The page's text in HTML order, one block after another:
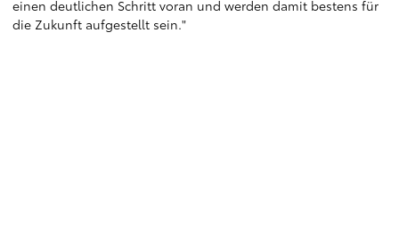
einen deutlichen Schritt voran und werden damit bestens für
die Zukunft aufgestellt sein."